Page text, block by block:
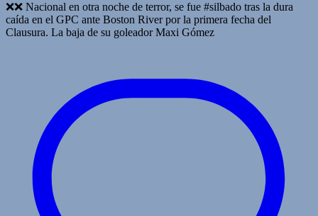
❌️❌️ Nacional en otra noche de terror, se fue #silbado tras la dura
caída en el GPC ante Boston River por la primera fecha del
Clausura. La baja de su goleador Maxi Gómez